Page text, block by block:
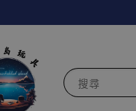
搜尋